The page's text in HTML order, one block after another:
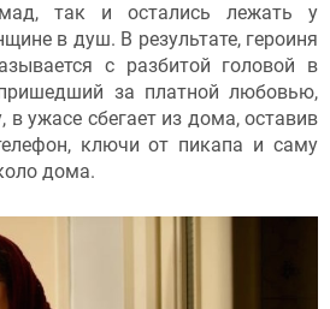
так и остались лежать у
в душ. В результате, героиня
с разбитой головой в
за платной любовью,
ужасе сбегает из дома, оставив
ключи от пикапа и саму
дома.